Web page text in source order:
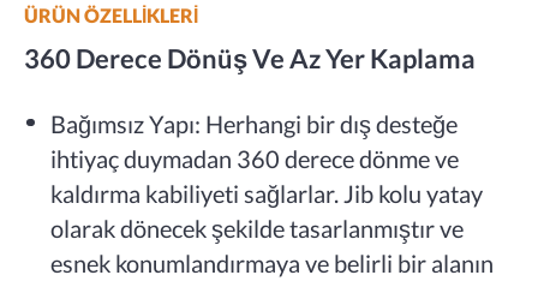
ÜRÜN ÖZELLİKLERİ
360 Derece Dönüş Ve Az Yer Kaplama
Bağımsız Yapı: Herhangi bir dış desteğe
ihtiyaç duymadan 360 derece dönme ve
kaldırma kabiliyeti sağlarlar. Jib kolu yatay
olarak dönecek şekilde tasarlanmıştır ve
esnek konumlandırmaya ve belirli bir alanın